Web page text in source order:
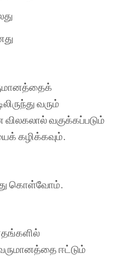
வரும்
விலகலால்வகுக்கப்படும்
கழிக்கவும்.
கொள்வோம்.
ஈட்டும்